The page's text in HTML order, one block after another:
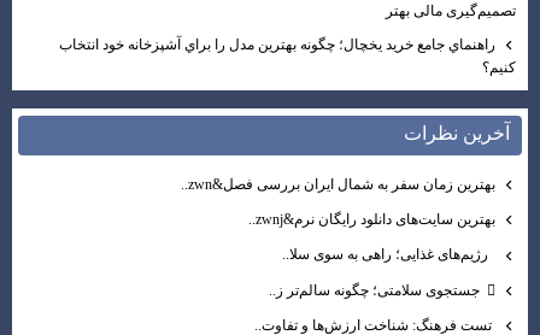
تصمیم‌گیری مالی بهتر
راهنماي جامع خريد يخچال؛ چگونه بهترين مدل را براي آشپزخانه خود انتخاب
كنيم؟
آخرين نظرات
بهترین زمان سفر به شمال ایران بررسی فصل&zwn..
بهترین سایت‌های دانلود رایگان نرم&zwnj..
رژیم‌های غذایی؛ راهی به سوی سلا..
 جستجوی سلامتی؛ چگونه سالم‌تر ز..
تست فرهنگ: شناخت ارزش‌ها و تفاوت..